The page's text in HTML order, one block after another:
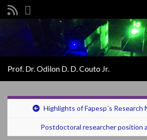
Prof. Dr. Odilon D. D. Couto Jr.
Highlights of Fapesp´s
Postdoctoral researcher position